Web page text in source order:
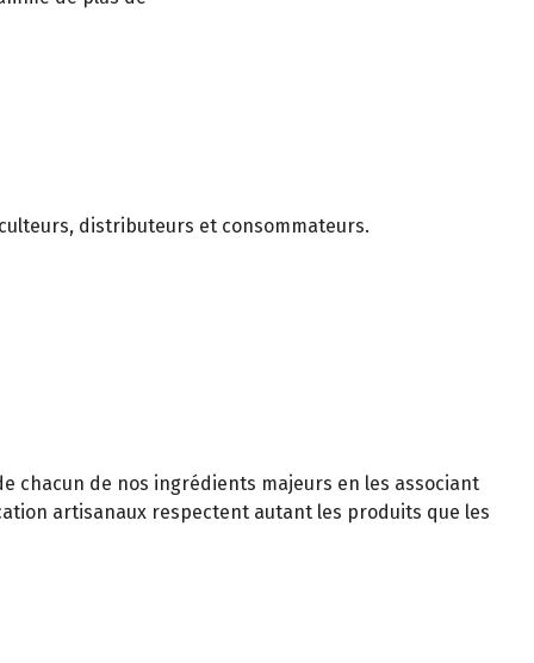
distributeurs et consommateurs.
chacun de nos ingrédients majeurs en les associant
artisanaux respectent autant les produits que les